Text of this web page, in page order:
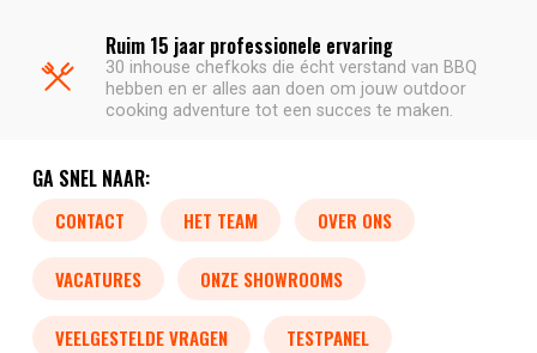
Ruim 15 jaar professionele ervaring
30 inhouse chefkoks die écht verstand van BBQ
hebben en er alles aan doen om jouw outdoor
cooking adventure tot een succes te maken.
GA SNEL NAAR:
CONTACT HET TEAM OVER ONS
VACATURES ONZE SHOWROOMS
VEELGESTELDE VRAGEN TESTPANEL